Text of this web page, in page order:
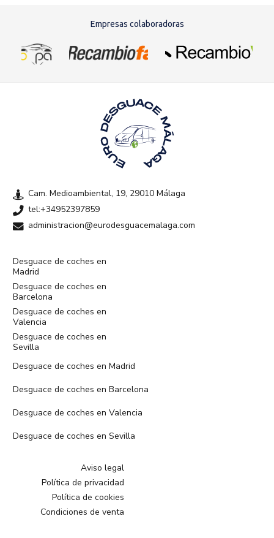
Empresas colaboradoras
Cam. Medioambiental, 19, 29010 Málaga
tel:+34952397859
administracion@eurodesguacemalaga.com
Desguace de coches en
Madrid
Desguace de coches en
Barcelona
Desguace de coches en
Valencia
Desguace de coches en
Sevilla
Desguace de coches en Madrid
Desguace de coches en Barcelona
Desguace de coches en Valencia
Desguace de coches en Sevilla
Aviso legal
Política de privacidad
Política de cookies
Condiciones de venta